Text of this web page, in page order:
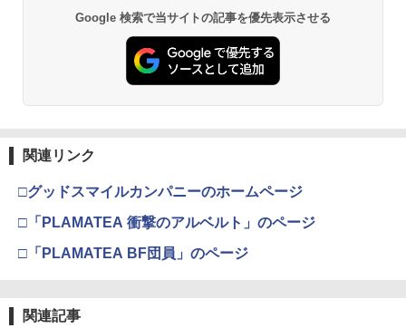
Google 検索で当サイトの記事を優先表示させる
関連リンク
□グッドスマイルカンパニーのホームページ
□「PLAMATEA 衝撃のアルベルト」のページ
□「PLAMATEA BF団員」のページ
関連記事